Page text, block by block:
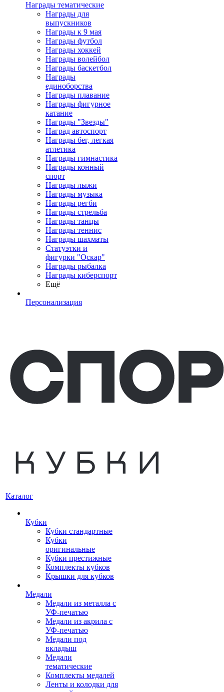
Награды тематические
Награды для
выпускников
Награды к 9 мая
Награды футбол
Награды хоккей
Награды волейбол
Награды баскетбол
Награды
единоборства
Награды плавание
Награды фигурное
катание
Награды "Звезды"
Наград автоспорт
Награды бег, легкая
атлетика
Награды гимнастика
Награды конный
спорт
Награды лыжи
Награды музыка
Награды регби
Награды стрельба
Награды танцы
Награды теннис
Награды шахматы
Статуэтки и
фигурки "Оскар"
Награды рыбалка
Награды киберспорт
Ещё
Персонализация
Каталог
Кубки
Кубки стандартные
Кубки
оригинальные
Кубки престижные
Комплекты кубков
Крышки для кубков
Медали
Медали из металла с
УФ-печатью
Медали из акрила с
УФ-печатью
Медали под
вкладыш
Медали
тематические
Комплекты медалей
Ленты и колодки для